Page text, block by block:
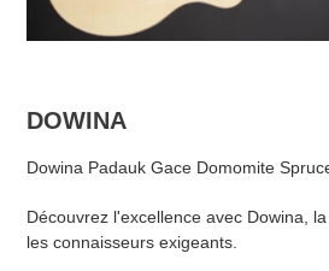
DOWINA
Dowina Padauk Gace Domomite
Découvrez l'excellence avec Dowina,
les connaisseurs exigeants.